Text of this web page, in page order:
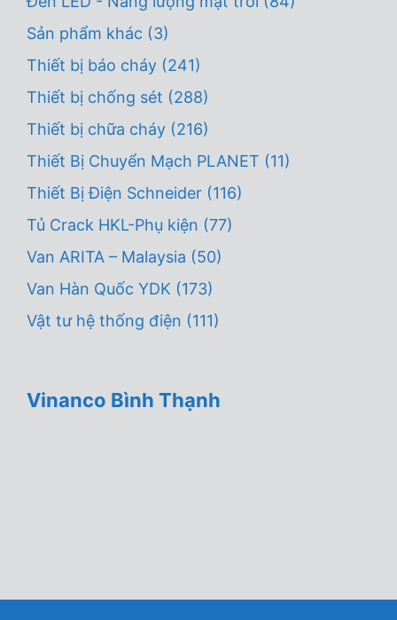
Sản phẩm khác (3)
Thiết bị báo cháy (241)
Thiết bị chống sét (288)
Thiết bị chữa cháy (216)
Thiết Bị Chuyển Mạch PLANET (11)
Thiết Bị Điện Schneider (116)
Tủ Crack HKL-Phụ kiện (77)
Van ARITA – Malaysia (50)
Van Hàn Quốc YDK (173)
Vật tư hệ thống điện (111)
Vinanco Bình Thạnh